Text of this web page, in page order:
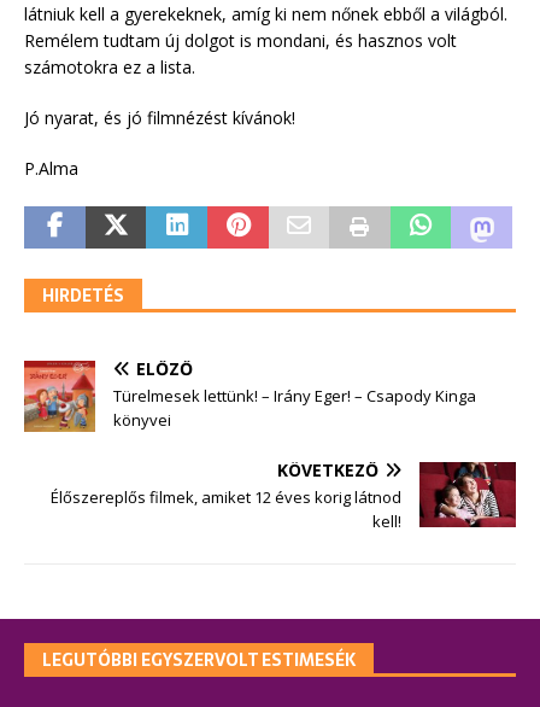
látniuk kell a gyerekeknek, amíg ki nem nőnek ebből a világból.
Remélem tudtam új dolgot is mondani, és hasznos volt
számotokra ez a lista.
Jó nyarat, és jó filmnézést kívánok!
P.Alma
HIRDETÉS
ELŐZŐ
Türelmesek lettünk! – Irány Eger! – Csapody Kinga
könyvei
KÖVETKEZŐ
Élőszereplős filmek, amiket 12 éves korig látnod
kell!
LEGUTÓBBI EGYSZERVOLT ESTIMESÉK